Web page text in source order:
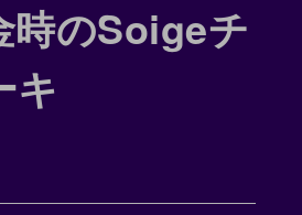
時のSoigeチ
ーキ